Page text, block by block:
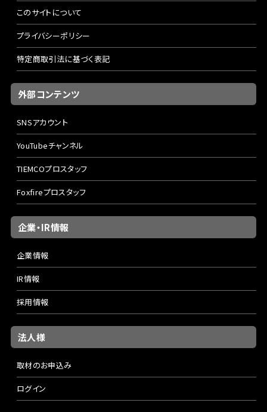
このサイトについて
プライバシーポリシー
特定商取引法に基づく表記
外部コンテンツ
SNSアカウント
YouTubeチャンネル
TIEMCOプロスタッフ
Foxfireプロスタッフ
企業・IR情報
企業情報
IR情報
採用情報
法人様
取材のお申込み
ログイン